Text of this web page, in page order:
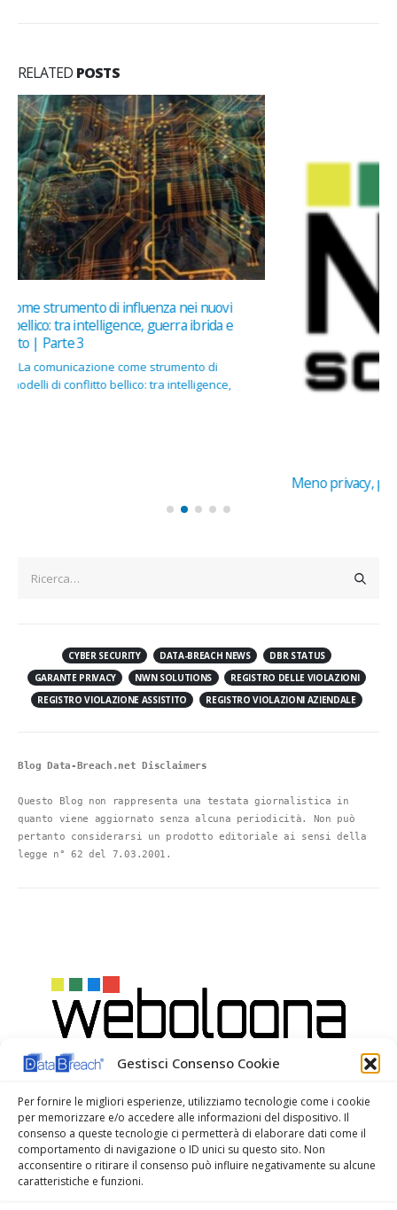
Gestisci Consenso Cookie
Per fornire le migliori esperienze, utilizziamo tecnologie come i cookie
per memorizzare e/o accedere alle informazioni del dispositivo. Il
consenso a queste tecnologie ci permetterà di elaborare dati come il
comportamento di navigazione o ID unici su questo sito. Non
acconsentire o ritirare il consenso può influire negativamente su alcune
caratteristiche e funzioni.
RELATED POSTS
Meno privacy, più disinformazione coi nuovi modelli linguistici
GARANTE PRIVACY
REGISTRO DELLE VIOLAZIONI
REGISTRO VIOLAZIONE ASSISTITO
REGISTRO VIOLAZIONI AZIENDALE
legge n° 62 del 7.03.2001.